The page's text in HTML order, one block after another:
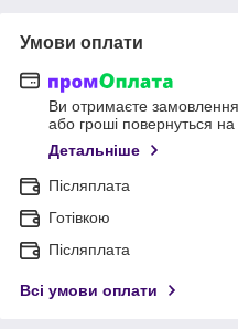
Умови оплати
Ви отримаєте замовлення
або гроші повернуться
Детальніше
Післяплата
Готівкою
Післяплата
Всі умови оплати